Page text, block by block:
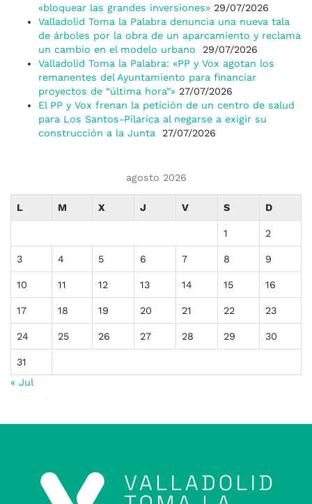
«bloquear las grandes inversiones» 29/07/2026
Valladolid Toma la Palabra denuncia una nueva tala
de árboles por la obra de un aparcamiento y reclama
un cambio en el modelo urbano
29/07/2026
Valladolid Toma la Palabra: «PP y Vox agotan los
remanentes del Ayuntamiento para financiar
proyectos de “última hora”» 27/07/2026
El PP y Vox frenan la petición de un centro de salud
para Los Santos-Pilarica al negarse a exigir su
construcción a la Junta
27/07/2026
agosto 2026
L M X J V S D
1 2
3 4 5 6 7 8 9
10 11 12 13 14 15 16
17 18 19 20 21 22 23
24 25 26 27 28 29 30
31
« Jul